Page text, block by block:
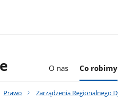
O nas Co robimy
Prawo
Zarządzenia Regionalnego